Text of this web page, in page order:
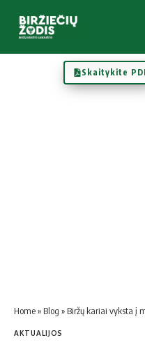
Skaitykite
Home» Blog » Biržų kariai vyksta į
AKTUALIJOS